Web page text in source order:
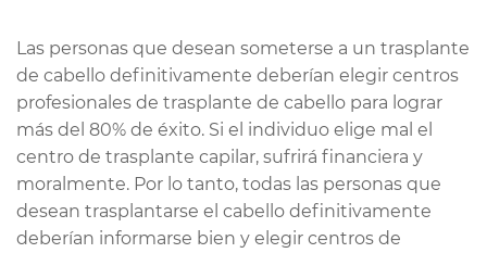
Las personas que desean someterse a un trasplante
de cabello definitivamente deberían elegir centros
profesionales de trasplante de cabello para lograr
más del 80% de éxito. Si el individuo elige mal el
centro de trasplante capilar, sufrirá financiera y
moralmente. Por lo tanto, todas las personas que
desean trasplantarse el cabello definitivamente
deberían informarse bien y elegir centros de